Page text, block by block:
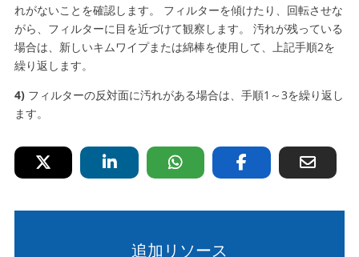
れがないことを確認します。 フィルターを傾けたり、回転させな
がら、フィルターに目を近づけて観察します。 汚れが残っている
場合は、新しいキムワイプまたは綿棒を使用して、上記手順2を
繰り返します。
4) フィルターの反対面に汚れがある場合は、手順1～3を繰り返し
ます。
追加リソース